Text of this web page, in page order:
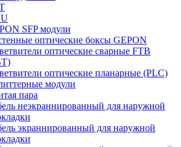
SFP модули
оптические боксы GEPON
оптические сварные FTB
оптические планарные (PLC)
модули
пара
неэкраннированный для наружной
экраннированный для наружной